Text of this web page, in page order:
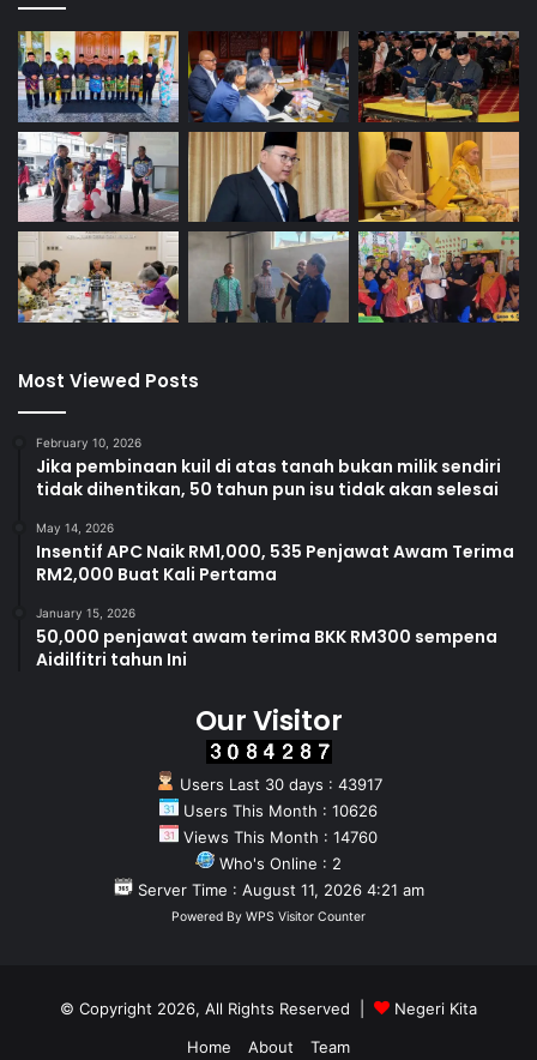
Most Viewed Posts
February 10, 2026
Jika pembinaan kuil di atas tanah bukan milik sendiri
tidak dihentikan, 50 tahun pun isu tidak akan selesai
May 14, 2026
Insentif APC Naik RM1,000, 535 Penjawat Awam Terima
RM2,000 Buat Kali Pertama
January 15, 2026
50,000 penjawat awam terima BKK RM300 sempena
Aidilfitri tahun Ini
Our Visitor
Users Last 30 days : 43917
Users This Month : 10626
Views This Month : 14760
Who's Online : 2
Server Time : August 11, 2026 4:21 am
Powered By WPS Visitor Counter
© Copyright 2026, All Rights Reserved |
Negeri Kita
Home
About Team